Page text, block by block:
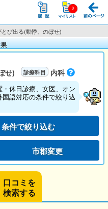
び出る(動悸、のぼせ)
せ)
内科
休日診療、女医、オン
語対応の条件で絞り込
条件で絞り込む
市郡変更
口コミを
検索する